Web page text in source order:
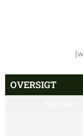
OVERSIGT